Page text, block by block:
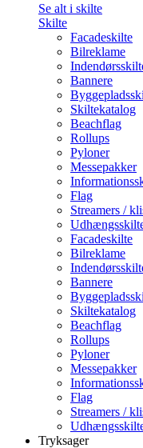
Se alt i skilte
Skilte
Facadeskilte
Bilreklame
Bannere
Skiltekatalog
Beachflag
Rollups
Pyloner
Messepakker
Flag
Streamers /
Facadeskilte
Bilreklame
Bannere
Skiltekatalog
Beachflag
Rollups
Pyloner
Messepakker
Flag
Streamers /
Tryksager